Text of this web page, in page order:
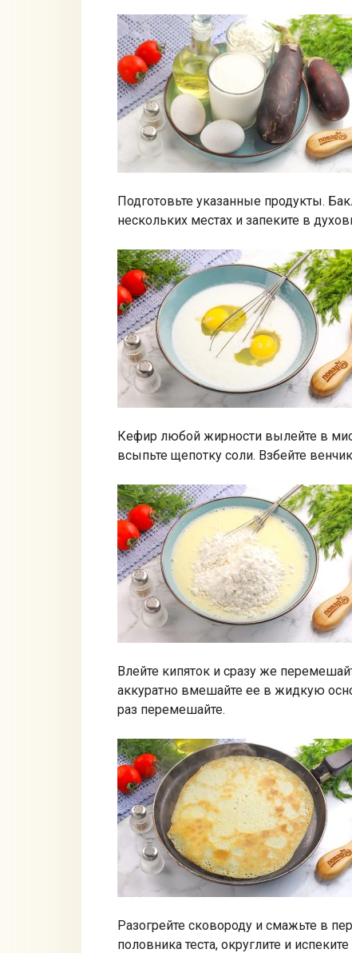
Подготовьте указанные продукты.
нескольких местах и запеките в
Кефир любой жирности вылейте в
всыпьте щепотку соли. Взбейте
Влейте кипяток и сразу же
аккуратно вмешайте ее в жидкую
раз перемешайте.
Разогрейте сковороду и смажьте в
половника теста, округлите и